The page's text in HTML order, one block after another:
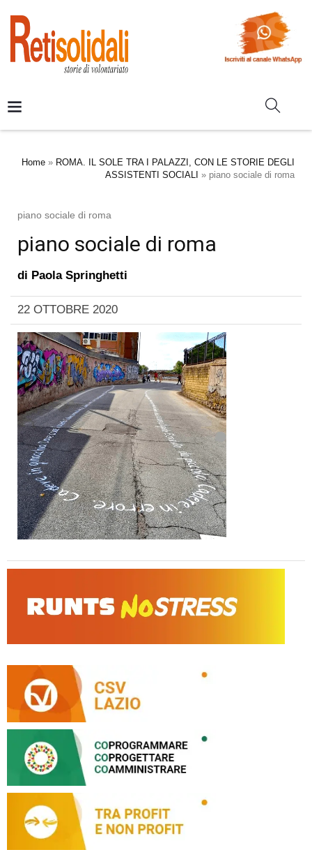
Home » ROMA. IL SOLE TRA I PALAZZI, CON LE STORIE DEGLI
ASSISTENTI SOCIALI » piano sociale di roma
piano sociale di roma
piano sociale di roma
di Paola Springhetti
22 OTTOBRE 2020